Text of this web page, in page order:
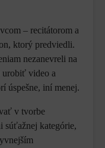
– recitátorom a
ktorý predviedli.
nezanevreli na
urobiť video a
úspešne, iní menej.
v tvorbe
súťažnej kategórie,